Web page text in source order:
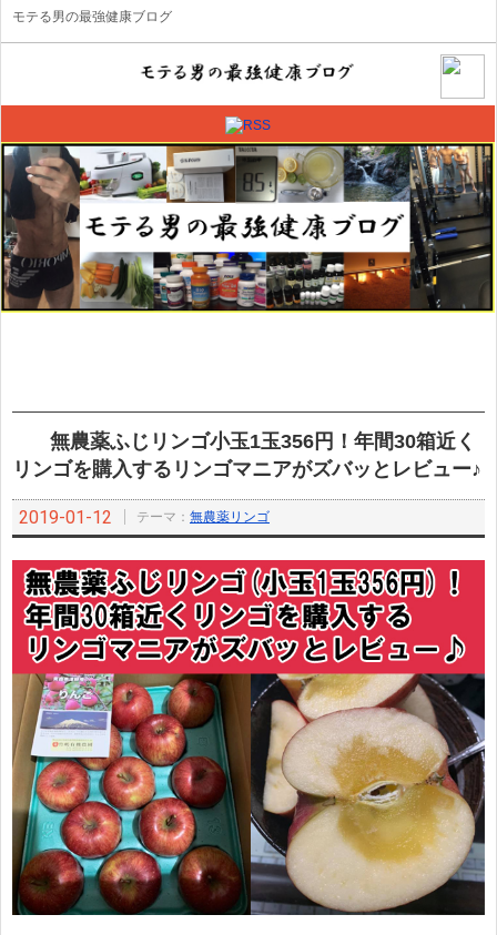
モテる男の最強健康ブログ
無農薬ふじリンゴ小玉1玉356円！年間30箱近く
リンゴを購入するリンゴマニアがズバッとレビュー♪
2019-01-12 テーマ： 無農薬リンゴ